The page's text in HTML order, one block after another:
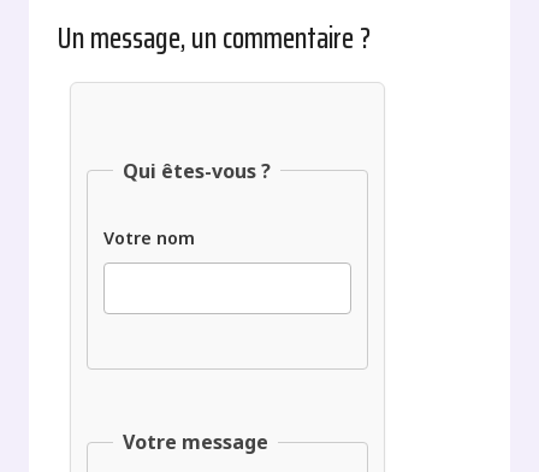
Un message, un commentaire ?
Qui êtes-vous ?
Votre nom
Votre message